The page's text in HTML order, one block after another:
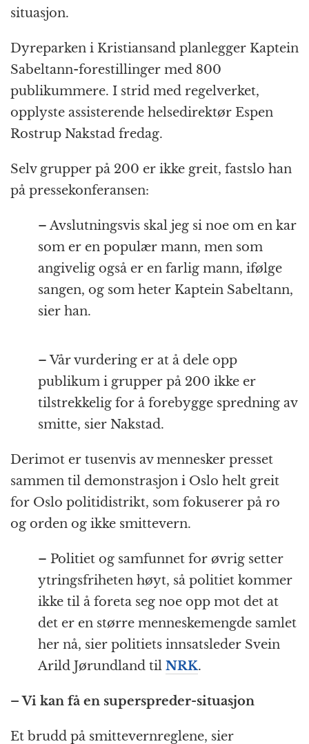
situasjon.
Dyreparken i Kristiansand planlegger Kaptein
Sabeltann-forestillinger med 800
publikummere. I strid med regelverket,
opplyste assisterende helsedirektør Espen
Rostrup Nakstad fredag.
Selv grupper på 200 er ikke greit, fastslo han
på pressekonferansen:
– Avslutningsvis skal jeg si noe om en kar
som er en populær mann, men som
angivelig også er en farlig mann, ifølge
sangen, og som heter Kaptein Sabeltann,
sier han.
– Vår vurdering er at å dele opp
publikum i grupper på 200 ikke er
tilstrekkelig for å forebygge spredning av
smitte, sier Nakstad.
Derimot er tusenvis av mennesker presset
sammen til demonstrasjon i Oslo helt greit
for Oslo politidistrikt, som fokuserer på ro
og orden og ikke smittevern.
– Politiet og samfunnet for øvrig setter
ytringsfriheten høyt, så politiet kommer
ikke til å foreta seg noe opp mot det at
det er en større menneskemengde samlet
her nå, sier politiets innsatsleder Svein
Arild Jørundland til NRK.
– Vi kan få en superspreder-situasjon
Et brudd på smittevernreglene, sier